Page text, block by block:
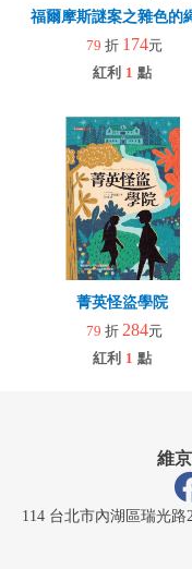
福爾摩斯謎案之雜色的
79 折 174元
紅利 1 點
菁英怪盜學院
79 折 284元
紅利 1 點
維
114 台北市內湖區瑞光路